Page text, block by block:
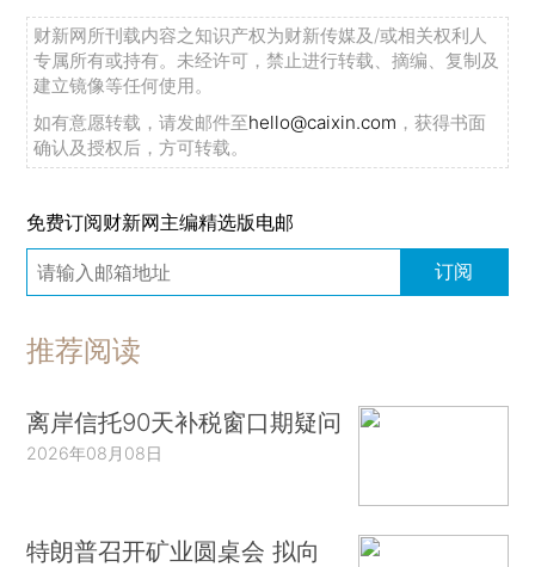
财新网所刊载内容之知识产权为财新传媒及/或相关权利人
专属所有或持有。未经许可，禁止进行转载、摘编、复制及
建立镜像等任何使用。
如有意愿转载，请发邮件至hello@caixin.com ，获得书面
确认及授权后，方可转载。
免费订阅财新网主编精选版电邮
订阅
推荐阅读
离岸信托90天补税窗口期疑问
2026年08月08日
特朗普召开矿业圆桌会 拟向